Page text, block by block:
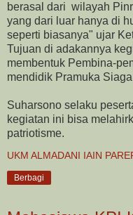
berasal dari wilayah
yang dari luar hanya di
seperti biasanya" ujar
Tujuan di adakannya
membentuk Pembina-
mendidik Pramuka
Suharsono selaku
kegiatan ini bisa
patriotisme.
UKM ALMADANI IAIN
Berbagi